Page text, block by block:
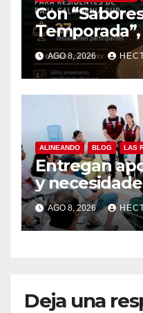
Con
Temporada”,
y Canirac
local con
residentes
AGO 8, 2026
ALINEANDO BLOG LAS
Entregan
y
familias de
AGO 8, 2026
Deja una